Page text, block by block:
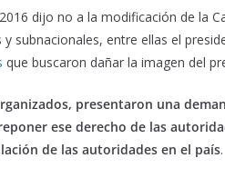
dijo no a la modificación de la
subnacionales, entre ellas el
que buscaron dañar la imagen del
presentaron una
ese derecho de las
de las autoridades en el país.